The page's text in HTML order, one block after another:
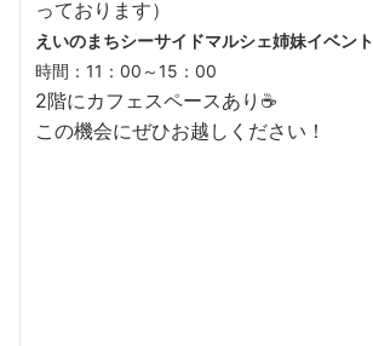
っております）
えいのまちシーサイドマルシェ姉妹イベント
時間：11：00～15：00
2階にカフェスペースあり☕
この機会にぜひお越しください！